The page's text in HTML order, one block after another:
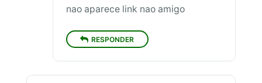
nao aparece link nao amigo
RESPONDER